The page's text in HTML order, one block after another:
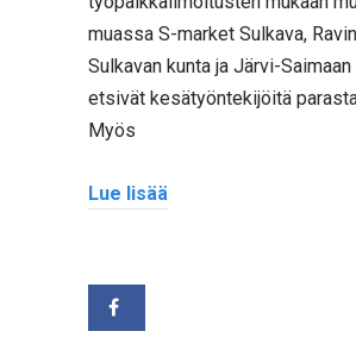
muassa S-market Sulkava,
Sulkavan kunta ja Järvi-
etsivät kesätyöntekijöitä
Myös
Lue lisää